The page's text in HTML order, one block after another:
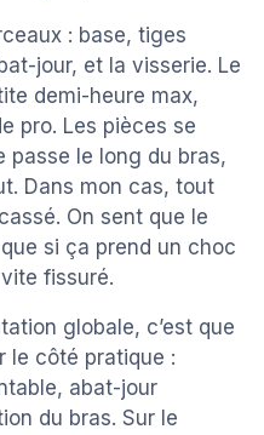
: base, tiges
jour, et la visserie. Le
demi-heure max,
pro. Les pièces se
passe le long du bras,
Dans mon cas, tout
On sent que le
si ça prend un choc
fissuré.
globale, c’est que
le côté pratique :
abat-jour
du bras. Sur le